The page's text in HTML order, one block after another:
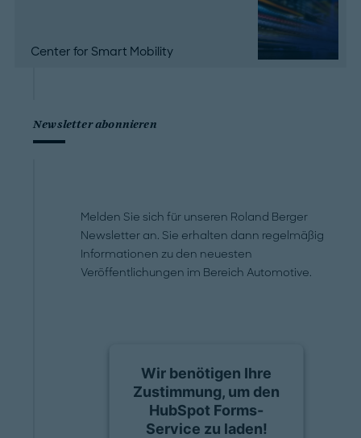
Center for Smart Mobility
Newsletter abonnieren
Melden Sie sich für unseren Roland Berger
Newsletter an. Sie erhalten dann regelmäßig
Informationen zu den neuesten
Veröffentlichungen im Bereich Automotive.
Wir benötigen Ihre
Zustimmung, um den
HubSpot Forms-
Service zu laden!